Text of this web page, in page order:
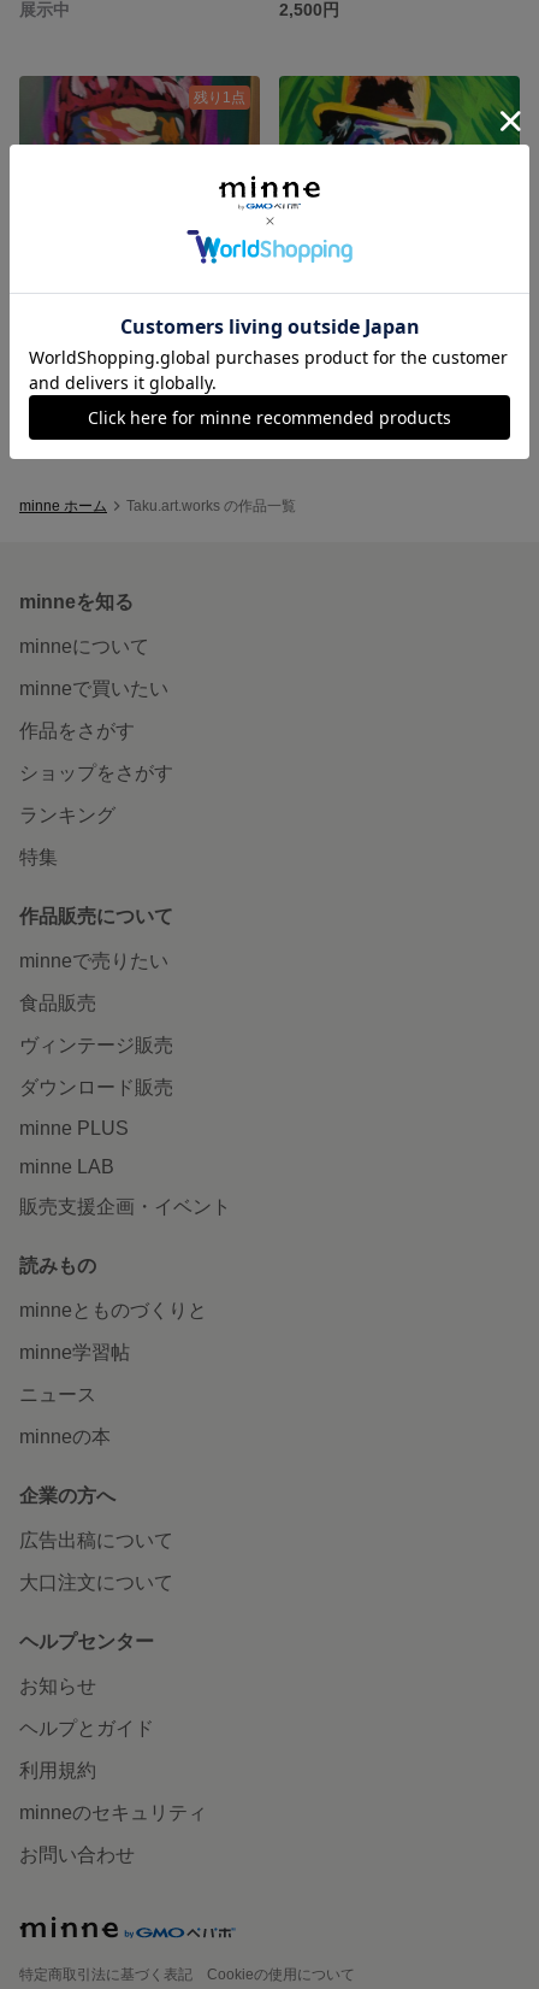
展示中 2,500円
残り1点
デンゼル アクリル絵画 原画 送料無料
3,000円
king 原画 送料無料
展示中
minne ホーム Taku.art.works の作品一覧
minneを知る
minneについて
minneで買いたい
作品をさがす
ショップをさがす
ランキング
特集
作品販売について
minneで売りたい
食品販売
ヴィンテージ販売
ダウンロード販売
minne PLUS
minne LAB
販売支援企画・イベント
読みもの
minneとものづくりと
minne学習帖
ニュース
minneの本
企業の方へ
広告出稿について
大口注文について
ヘルプセンター
お知らせ
ヘルプとガイド
利用規約
minneのセキュリティ
お問い合わせ
特定商取引法に基づく表記
Cookieの使用について